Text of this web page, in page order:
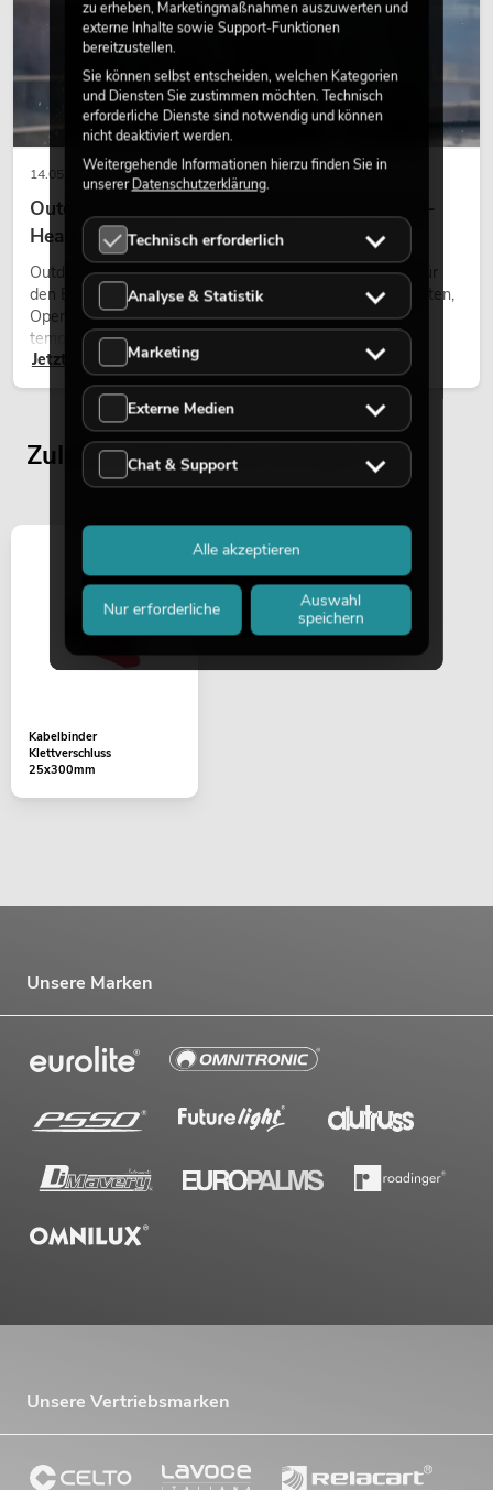
14.05.2026
Outdoor Moving-Heads: Wetterfeste Moving-
Heads bei Events
Outdoor Moving-Heads sind bewegliche Scheinwerfer für
den Einsatz im Freien. Sie werden bei Festivals, Stadtfesten,
Open-Air-Konzerten, Architekturinszenierungen und
temporären Außeninstallationen eingesetzt.
Jetzt lesen
Zuletzt angesehene Artikel
Kabelbinder
Klettverschluss
25x300mm
Unsere Marken
Unsere Vertriebsmarken
zu erheben, Marketingmaßnahmen auszuwerten und
externe Inhalte sowie Support-Funktionen
bereitzustellen.
Sie können selbst entscheiden, welchen Kategorien
und Diensten Sie zustimmen möchten. Technisch
erforderliche Dienste sind notwendig und können
nicht deaktiviert werden.
Weitergehende Informationen hierzu finden Sie in
unsererDatenschutzerklärung.
Technisch erforderlich
Analyse & Statistik
Marketing
Externe Medien
Chat & Support
Nur erforderliche
Auswahl
speichern
Alle akzeptieren